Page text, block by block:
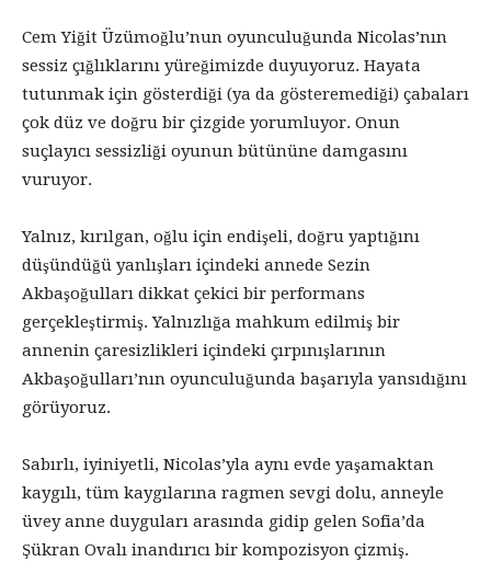
Cem Yiğit Üzümoğlu’nun oyunculuğunda Nicolas’nın
sessiz çığlıklarını yüreğimizde duyuyoruz. Hayata
tutunmak için gösterdiği (ya da gösteremediği) çabaları
çok düz ve doğru bir çizgide yorumluyor. Onun
suçlayıcı sessizliği oyunun bütününe damgasını
vuruyor.
Yalnız, kırılgan, oğlu için endişeli, doğru yaptığını
düşündüğü yanlışları içindeki annede Sezin
Akbaşoğulları dikkat çekici bir performans
gerçekleştirmiş. Yalnızlığa mahkum edilmiş bir
annenin çaresizlikleri içindeki çırpınışlarının
Akbaşoğulları’nın oyunculuğunda başarıyla yansıdığını
görüyoruz.
Sabırlı, iyiniyetli, Nicolas’yla aynı evde yaşamaktan
kaygılı, tüm kaygılarına ragmen sevgi dolu, anneyle
üvey anne duyguları arasında gidip gelen Sofia’da
Şükran Ovalı inandırıcı bir kompozisyon çizmiş.